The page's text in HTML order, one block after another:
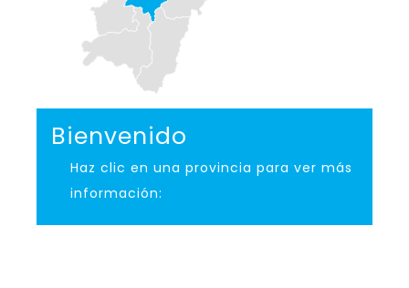
Bienvenido
Haz clic en una provincia para ver más
información: